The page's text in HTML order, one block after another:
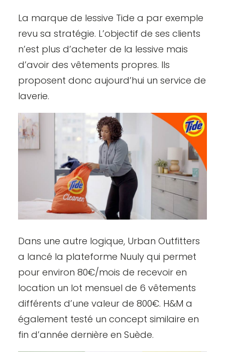
La marque de lessive Tide a par exemple
revu sa stratégie. L’objectif de ses clients
n’est plus d’acheter de la lessive mais
d’avoir des vêtements propres. Ils
proposent donc aujourd’hui un service de
laverie.
Dans une autre logique, Urban Outfitters
a lancé la plateforme Nuuly qui permet
pour environ 80€/mois de recevoir en
location un lot mensuel de 6 vêtements
différents d’une valeur de 800€. H&M a
également testé un concept similaire en
fin d’année dernière en Suède.